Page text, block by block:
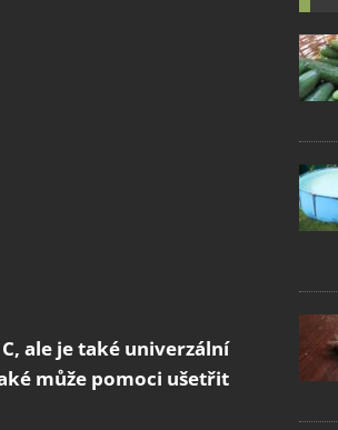
ale je také univerzální
může pomoci ušetřit